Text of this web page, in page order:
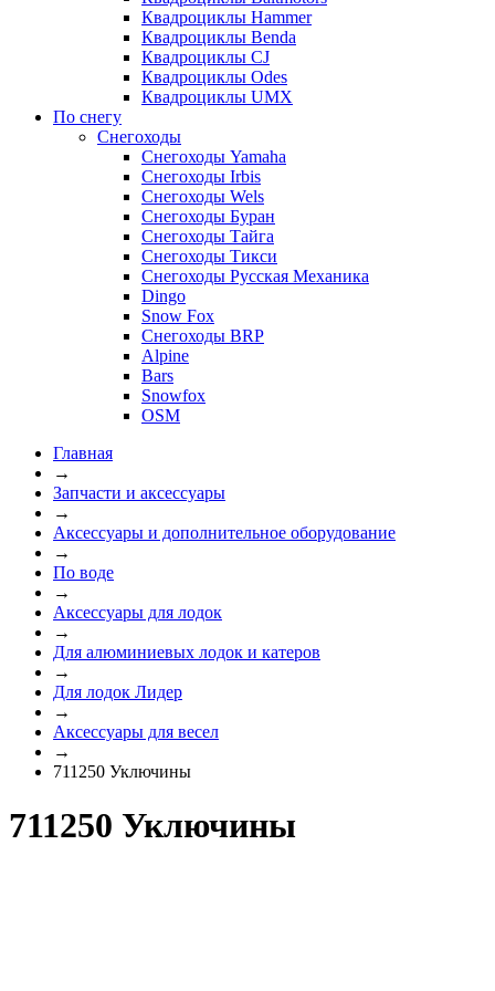
Квадроциклы Hammer
Квадроциклы Benda
Квадроциклы CJ
Квадроциклы Odes
Квадроциклы UMX
По снегу
Снегоходы
Снегоходы Yamaha
Снегоходы Irbis
Снегоходы Wels
Снегоходы Буран
Снегоходы Тайга
Снегоходы Тикси
Снегоходы Русская Механика
Dingo
Snow Fox
Снегоходы BRP
Alpine
Bars
Snowfox
OSM
Главная
→
Запчасти и аксессуары
→
Аксессуары и дополнительное оборудование
→
По воде
→
Аксессуары для лодок
→
Для алюминиевых лодок и катеров
→
Для лодок Лидер
→
Аксессуары для весел
→
711250 Уключины
711250 Уключины